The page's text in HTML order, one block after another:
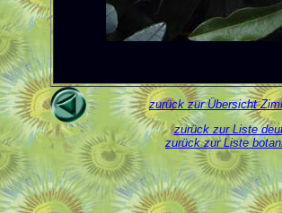
zurück zur Übersicht
zurück zur Liste
zurück zur Liste